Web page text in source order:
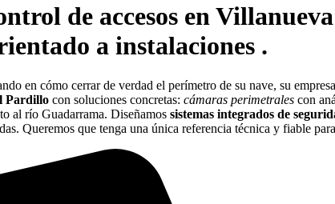
de accesos en
a instalaciones .
en cómo cerrar de verdad el perímetro de su nave, su
Pardillo con soluciones concretas: cámaras perimetrales con
al río Guadarrama. Diseñamos sistemas integrados de
Queremos que tenga una única referencia técnica y fiable